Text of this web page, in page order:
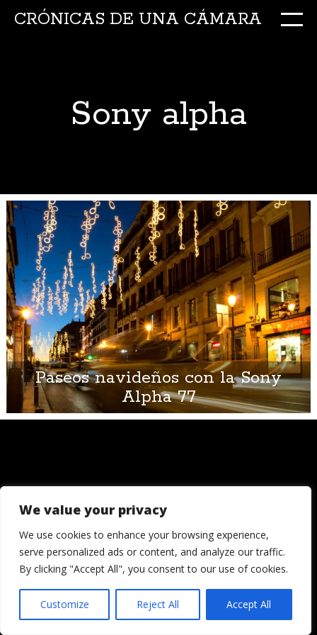
We value your privacy
We use cookies to enhance your browsing experience,
serve personalized ads or content, and analyze our traffic.
By clicking "Accept All", you consent to our use of cookies.
Customize Reject All Accept All
CRÓNICAS DE UNA CÁMARA
Sony alpha
Paseos navideños con la Sony
Alpha 77
© 2006 - 2026
dicen que llegada una edad es hora de asentar la
cabeza. Decepcionémosles.
Crónicas de una cámara es un blog de Ignacio